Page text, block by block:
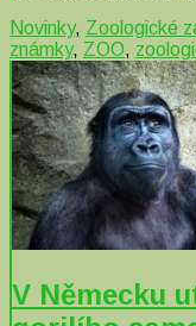
Novinky, Zoologické
známky, ZOO,
V Německu